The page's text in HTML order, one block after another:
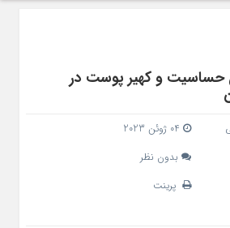
حساسیت و کهیر پوست در
بدون نظر
پرینت